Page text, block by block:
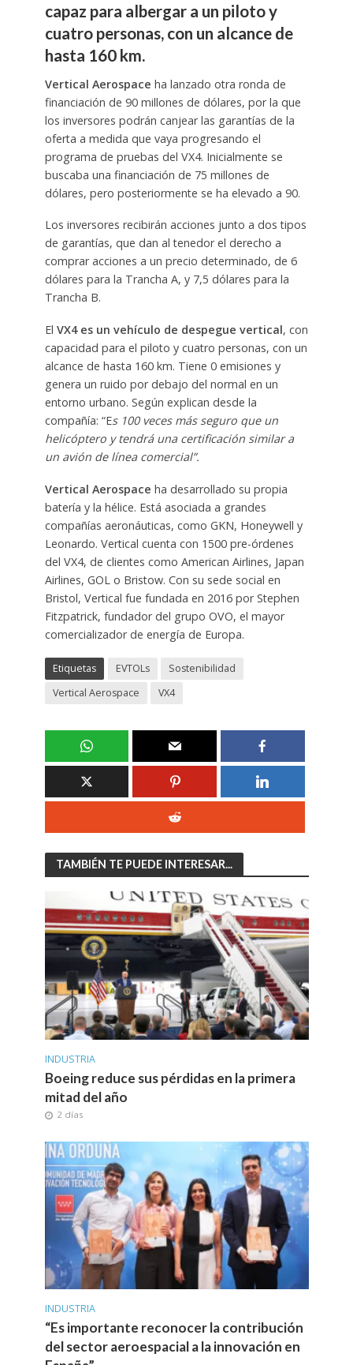
capaz para albergar a un piloto y
cuatro personas, con un alcance de
hasta 160 km.
Vertical Aerospace ha lanzado otra ronda de
financiación de 90 millones de dólares, por la que
los inversores podrán canjear las garantías de la
oferta a medida que vaya progresando el
programa de pruebas del VX4. Inicialmente se
buscaba una financiación de 75 millones de
dólares, pero posteriormente se ha elevado a 90.
Los inversores recibirán acciones junto a dos tipos
de garantías, que dan al tenedor el derecho a
comprar acciones a un precio determinado, de 6
dólares para la Trancha A, y 7,5 dólares para la
Trancha B.
El VX4 es un vehículo de despegue vertical, con
capacidad para el piloto y cuatro personas, con un
alcance de hasta 160 km. Tiene 0 emisiones y
genera un ruido por debajo del normal en un
entorno urbano. Según explican desde la
compañía: “Es 100 veces más seguro que un
helicóptero y tendrá una certificación similar a
un avión de línea comercial”.
Vertical Aerospace ha desarrollado su propia
batería y la hélice. Está asociada a grandes
compañías aeronáuticas, como GKN, Honeywell y
Leonardo. Vertical cuenta con 1500 pre-órdenes
del VX4, de clientes como American Airlines, Japan
Airlines, GOL o Bristow. Con su sede social en
Bristol, Vertical fue fundada en 2016 por Stephen
Fitzpatrick, fundador del grupo OVO, el mayor
comercializador de energía de Europa.
Etiquetas EVTOLs
Sostenibilidad
Vertical Aerospace
VX4
TAMBIÉN TE PUEDE INTERESAR...
INDUSTRIA
Boeing reduce sus pérdidas en la primera
mitad del año
2 días
INDUSTRIA
“Es importante reconocer la contribución
del sector aeroespacial a la innovación en